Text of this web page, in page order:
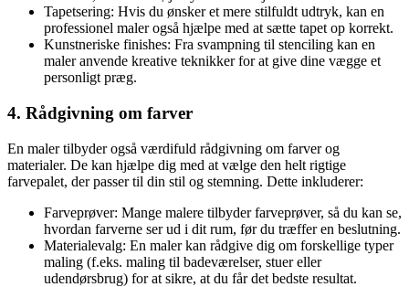
Tapetsering: Hvis du ønsker et mere stilfuldt udtryk, kan en
professionel maler også hjælpe med at sætte tapet op korrekt.
Kunstneriske finishes: Fra svampning til stenciling kan en
maler anvende kreative teknikker for at give dine vægge et
personligt præg.
4. Rådgivning om farver
En maler tilbyder også værdifuld rådgivning om farver og
materialer. De kan hjælpe dig med at vælge den helt rigtige
farvepalet, der passer til din stil og stemning. Dette inkluderer:
Farveprøver: Mange malere tilbyder farveprøver, så du kan se,
hvordan farverne ser ud i dit rum, før du træffer en beslutning.
Materialevalg: En maler kan rådgive dig om forskellige typer
maling (f.eks. maling til badeværelser, stuer eller
udendørsbrug) for at sikre, at du får det bedste resultat.